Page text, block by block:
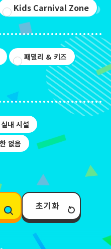
Kids Carnival Zone
패밀리 & 키즈
실내 시설
없음
초기화